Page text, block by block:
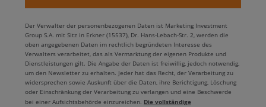
Der Verwalter der personenbezogenen Daten ist Marketing Investment
Group S.A. mit Sitz in Erkner (15537), Dr. Hans-Lebach-Str. 2, werden die
oben angegebenen Daten im rechtlich begründeten Interesse des
Verwalters verarbeitet, das als Vermarktung der eigenen Produkte und
Dienstleistungen gilt. Die Angabe der Daten ist freiwillig, jedoch notwendig,
um den Newsletter zu erhalten. Jeder hat das Recht, der Verarbeitung zu
widersprechen sowie Auskunft über die Daten, ihre Berichtigung, Löschung
oder Einschränkung der Verarbeitung zu verlangen und eine Beschwerde
bei einer Aufsichtsbehörde einzureichen. Die vollständige